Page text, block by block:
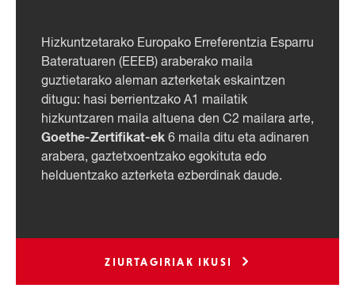
Hizkuntzetarako Europako Erreferentzia Esparru
Bateratuaren (EEEB) araberako maila
guztietarako aleman azterketak eskaintzen
ditugu: hasi berrientzako A1 mailatik
hizkuntzaren maila altuena den C2 mailara arte,
Goethe-Zertifikat-ek 6 maila ditu eta adinaren
arabera, gaztetxoentzako egokituta edo
helduentzako azterketa ezberdinak daude.
ZIURTAGIRIAK IKUSI